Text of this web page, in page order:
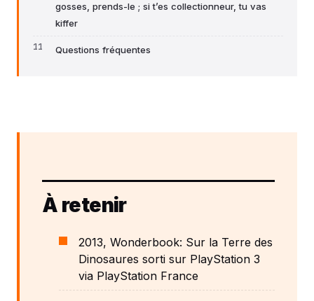
gosses, prends-le ; si t’es collectionneur, tu vas
kiffer
Questions fréquentes
À retenir
2013, Wonderbook: Sur la Terre des
Dinosaures sorti sur PlayStation 3
via PlayStation France